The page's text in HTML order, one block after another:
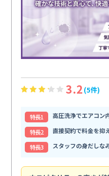
3.2 (5件)
特⻑1
高圧洗浄でエアコン
特⻑2
直接契約で料金を抑
特⻑3
スタッフの身だしな